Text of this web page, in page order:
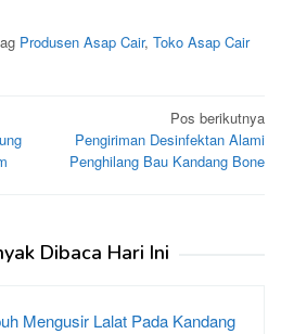
Produsen Asap Cair, Toko Asap Cair
Pos berikutnya
Pengiriman Desinfektan Alami
Penghilang Bau Kandang Bone
Dibaca Hari Ini
Mengusir Lalat Pada Kandang